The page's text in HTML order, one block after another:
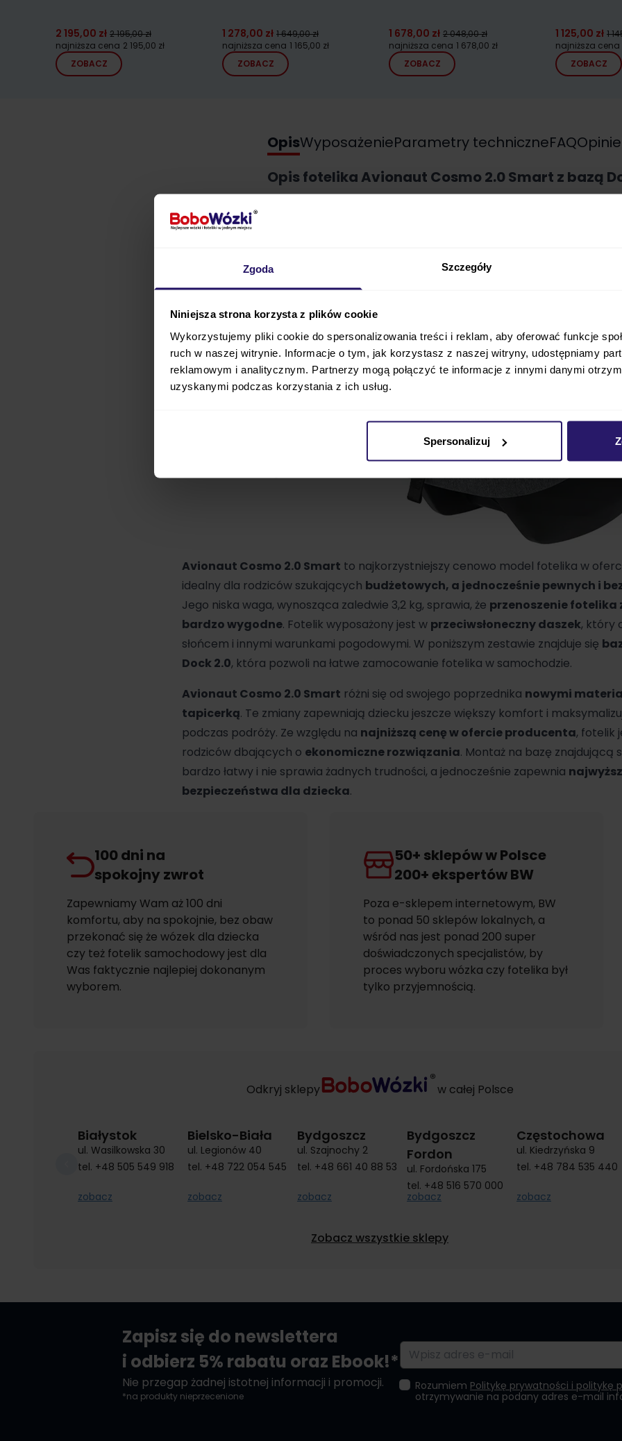
Zgoda Szczegóły
Niniejsza strona korzysta z plików cookie
Wykorzystujemy pliki cookie do spersonalizowania treści i reklam, aby oferować funkcje
ruch w naszej witrynie. Informacje o tym, jak korzystasz z naszej witryny, udostępniamy
reklamowym i analitycznym. Partnerzy mogą połączyć te informacje z innymi danymi
uzyskanymi podczas korzystania z ich usług.
Spersonalizuj
2 195,00 zł 2 195,00 zł
najniższa cena 2 195,00 zł
ZOBACZ
1 278,00 zł 1 649,00 zł
najniższa cena 1 165,00 zł
ZOBACZ
1 678,00 zł 2 048,00 zł
najniższa cena 1 678,00 zł
ZOBACZ
1 125,00 zł 1
najniższa cena
ZOBACZ
Opis
Opis fotelika Avionaut Cosmo 2.0 Smart z bazą
Avionaut Cosmo 2.0 Smart to najkorzystniejszy cenowo model fotelika w
idealny dla rodziców szukających budżetowych, a jednocześnie pewnych i
Jego niska waga, wynosząca zaledwie 3,2 kg, sprawia, że przenoszenie fotelika
bardzo wygodne. Fotelik wyposażony jest w przeciwsłoneczny daszek, który
słońcem i innymi warunkami pogodowymi. W poniższym zestawie znajduje się
Dock 2.0, która pozwoli na łatwe zamocowanie fotelika w samochodzie.
Avionaut Cosmo 2.0 Smart różni się od swojego poprzednika nowymi
tapicerką. Te zmiany zapewniają dziecku jeszcze większy komfort i
podczas podróży. Ze względu na najniższą cenę w ofercie producenta, fotelik
rodziców dbających o ekonomiczne rozwiązania. Montaż na bazę znajdującą
bardzo łatwy i nie sprawia żadnych trudności, a jednocześnie zapewnia
bezpieczeństwa dla dziecka.
WyposażenieParametry techniczneFAQOpinie
100 dni na
spokojny zwrot
Zapewniamy Wam aż 100 dni
komfortu, aby na spokojnie, bez obaw
przekonać się że wózek dla dziecka
czy też fotelik samochodowy jest dla
Was faktycznie najlepiej dokonanym
wyborem.
50+ sklepów w Polsce
200+ ekspertów BW
Poza e-sklepem internetowym, BW
to ponad 50 sklepów lokalnych, a
wśród nas jest ponad 200 super
doświadczonych specjalistów, by
proces wyboru wózka czy fotelika był
tylko przyjemnością.
Odkryj sklepy w całej Polsce
Białystok
ul. Wasilkowska 30
tel. +48 505 549 918
zobacz
Bielsko-Biała
ul. Legionów 40
tel. +48 722 054 545
zobacz
Bydgoszcz
ul. Szajnochy 2
tel. +48 661 40 88 53
zobacz
Bydgoszcz
Fordon
ul. Fordońska 175
tel. +48 516 570 000
zobacz
Częstochowa
ul. Kiedrzyńska 9
tel. +48 784 535 440
zobacz
Zobacz wszystkie sklepy
Zapisz się do newslettera
i odbierz 5% rabatu oraz Ebook!*
Nie przegap żadnej istotnej informacji i promocji.
*na produkty nieprzecenione
Adres e-mail
Rozumiem Politykę prywatności i politykę
otrzymywanie na podany adres e-mail